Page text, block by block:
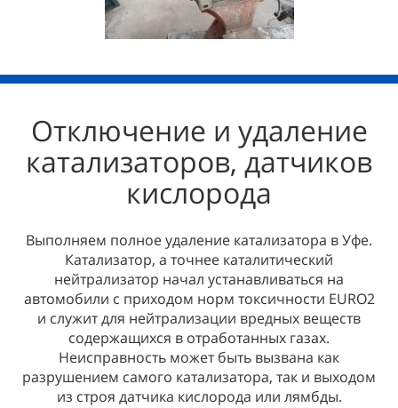
Отключение и удаление
катализаторов, датчиков
кислорода
Выполняем полное удаление катализатора в Уфе.
Катализатор, а точнее каталитический
нейтрализатор начал устанавливаться на
автомобили с приходом норм токсичности EURO2
и служит для нейтрализации вредных веществ
содержащихся в отработанных газах.
Неисправность может быть вызвана как
разрушением самого катализатора, так и выходом
из строя датчика кислорода или лямбды.